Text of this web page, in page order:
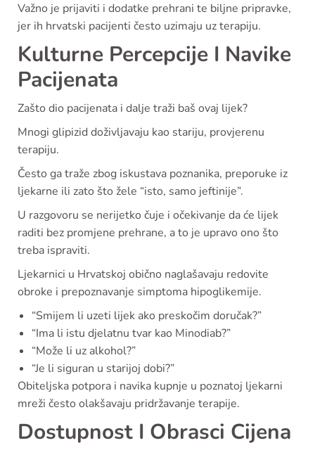
Važno je prijaviti i dodatke prehrani te biljne pripravke,
jer ih hrvatski pacijenti često uzimaju uz terapiju.
Kulturne Percepcije I Navike
Pacijenata
Zašto dio pacijenata i dalje traži baš ovaj lijek?
Mnogi glipizid doživljavaju kao stariju, provjerenu
terapiju.
Često ga traže zbog iskustava poznanika, preporuke iz
ljekarne ili zato što žele “isto, samo jeftinije”.
U razgovoru se nerijetko čuje i očekivanje da će lijek
raditi bez promjene prehrane, a to je upravo ono što
treba ispraviti.
Ljekarnici u Hrvatskoj obično naglašavaju redovite
obroke i prepoznavanje simptoma hipoglikemije.
“Smijem li uzeti lijek ako preskočim doručak?”
“Ima li istu djelatnu tvar kao Minodiab?”
“Može li uz alkohol?”
“Je li siguran u starijoj dobi?”
Obiteljska potpora i navika kupnje u poznatoj ljekarni
mreži često olakšavaju pridržavanje terapije.
Dostupnost I Obrasci Cijena